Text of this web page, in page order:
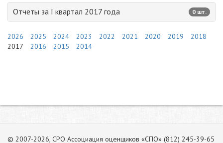
Отчеты за I квартал 2017 года 0 шт.
2026 2025 2024 2023 2022 2021 2020 2019
2018
2017
2016 2015 2014
© 2007-2026, СРО Ассоциация оценщиков «СПО» (812) 245-39-65